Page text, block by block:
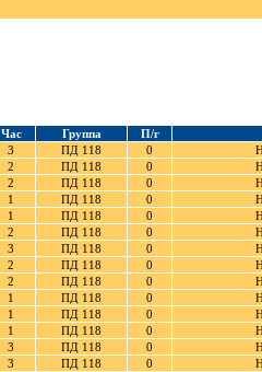
Час Группа
П/г
3 ПД 118 0
2 ПД 118 0
2 ПД 118 0
1 ПД 118 0
1 ПД 118 0
2 ПД 118 0
3 ПД 118 0
2 ПД 118 0
2 ПД 118 0
1 ПД 118 0
1 ПД 118 0
1 ПД 118 0
3 ПД 118 0
3 ПД 118 0